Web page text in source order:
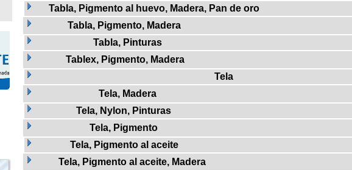
Tabla, Pigmento al huevo, Madera, Pan de oro
Tabla, Pigmento, Madera
Tabla, Pinturas
Tablex, Pigmento, Madera
Tela
Tela, Madera
Tela, Nylon, Pinturas
Tela, Pigmento
Tela, Pigmento al aceite
Tela, Pigmento al aceite, Madera